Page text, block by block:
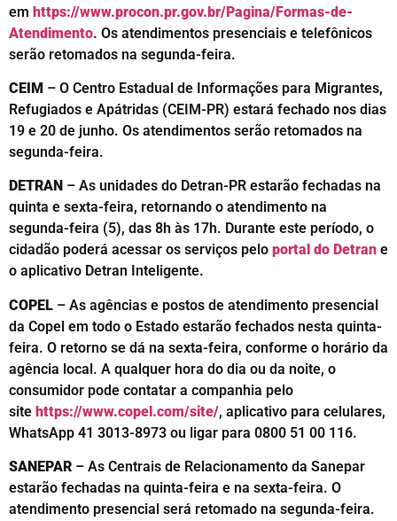
em https://www.procon.pr.gov.br/Pagina/Formas-de-
Atendimento. Os atendimentos presenciais e telefônicos
serão retomados na segunda-feira.
CEIM – O Centro Estadual de Informações para Migrantes,
Refugiados e Apátridas (CEIM-PR) estará fechado nos dias
19 e 20 de junho. Os atendimentos serão retomados na
segunda-feira.
DETRAN – As unidades do Detran-PR estarão fechadas na
quinta e sexta-feira, retornando o atendimento na
segunda-feira (5), das 8h às 17h. Durante este período, o
cidadão poderá acessar os serviços pelo portal do Detran e
o aplicativo Detran Inteligente.
COPEL – As agências e postos de atendimento presencial
da Copel em todo o Estado estarão fechados nesta quinta-
feira. O retorno se dá na sexta-feira, conforme o horário da
agência local. A qualquer hora do dia ou da noite, o
consumidor pode contatar a companhia pelo
site https://www.copel.com/site/, aplicativo para celulares,
WhatsApp 41 3013-8973 ou ligar para 0800 51 00 116.
SANEPAR – As Centrais de Relacionamento da Sanepar
estarão fechadas na quinta-feira e na sexta-feira. O
atendimento presencial será retomado na segunda-feira.